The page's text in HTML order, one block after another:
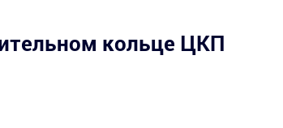
кольце ЦКП